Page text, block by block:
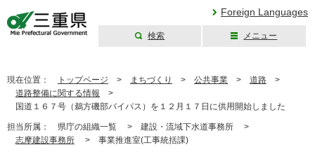
Foreign Languages
検索 メニュー
現在位置： トップページ > まちづくり > 公共事業 > 道路 >
道路整備に関する情報 >
国道１６７号（鵜方磯部バイパス）を１２月１７日に供用開始しました
担当所属： 県庁の組織一覧 > 建設・流域下水道事務所 >
志摩建設事務所 > 事業推進室(工事統括課)